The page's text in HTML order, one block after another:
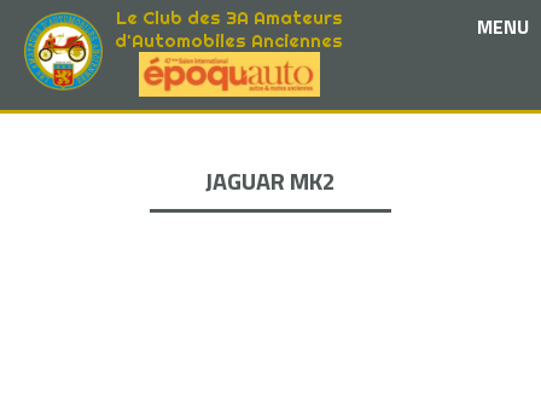
MENU
Le Club des 3A Amateurs
d'Automobiles Anciennes
JAGUAR MK2